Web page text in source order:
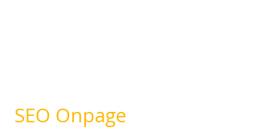
SEO Onpage